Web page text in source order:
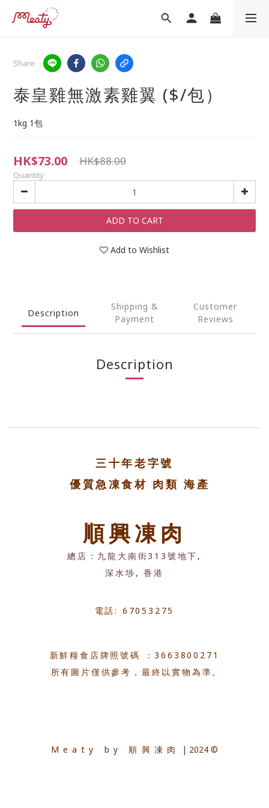
Share
泰皇雞無激素雞翼 ($/包）
1kg 1包
HK$73.00 HK$88.00
Quantity
ADD TO CART
Add to Wishlist
Description
Shipping &
Payment
Customer
Reviews
Description
三十年老字號
優質急凍食材 肉類 海產
順興凍肉
總店：九龍大南街313號地下,
深水埗, 香港
電話: 67053275
新鮮糧食店牌照號碼 ：3663800271
所有圖片僅供參考，最終以實物為準。
Meaty by 順興凍肉 | 2024 ©